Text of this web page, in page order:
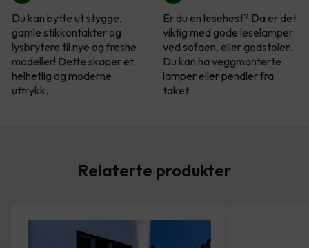
Du kan bytte ut stygge,
gamle stikkontakter og
lysbrytere til nye og freshe
modeller! Dette skaper et
helhetlig og moderne
uttrykk.
Er du en lesehest? Da er det
viktig med gode leselamper
ved sofaen, eller godstolen.
Du kan ha veggmonterte
lamper eller pendler fra
taket.
Relaterte produkter